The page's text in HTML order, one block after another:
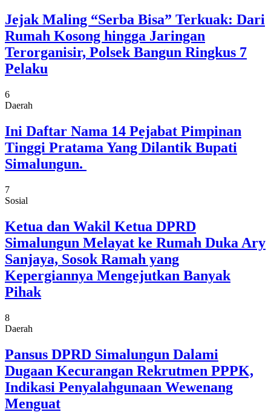
Jejak Maling “Serba Bisa” Terkuak: Dari
Rumah Kosong hingga Jaringan
Terorganisir, Polsek Bangun Ringkus 7
Pelaku
6
Daerah
Ini Daftar Nama 14 Pejabat Pimpinan
Tinggi Pratama Yang Dilantik Bupati
Simalungun.
7
Sosial
Ketua dan Wakil Ketua DPRD
Simalungun Melayat ke Rumah Duka Ary
Sanjaya, Sosok Ramah yang
Kepergiannya Mengejutkan Banyak
Pihak
8
Daerah
Pansus DPRD Simalungun Dalami
Dugaan Kecurangan Rekrutmen PPPK,
Indikasi Penyalahgunaan Wewenang
Menguat